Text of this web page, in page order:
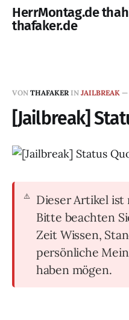
HerrMontag.de
thafaker.de
VON THAFAKER IN JAILBREAK —
[Jailbreak]
Dieser Artikel ist
Bitte beachten
Zeit Wissen,
persönliche
haben mögen.